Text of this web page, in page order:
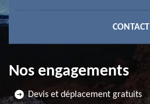
CONTACT
Nos engagements
Devis et déplacement gratuits